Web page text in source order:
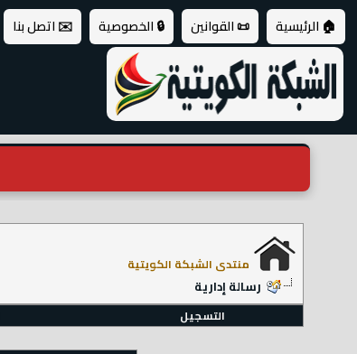
🏠 الرئيسية 📜 القوانين 🔒 الخصوصية ✉️ اتصل بنا
منتدى الشبكة الكويتية
رسالة إدارية
التسجيل